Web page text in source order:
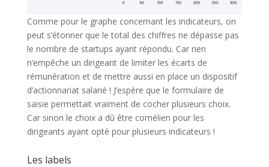
Comme pour le graphe concernant les indicateurs, on
peut s’étonner que le total des chiffres ne dépasse pas
le nombre de startups ayant répondu. Car rien
n’empêche un dirigeant de limiter les écarts de
rémunération et de mettre aussi en place un dispositif
d’actionnariat salarié ! J’espère que le formulaire de
saisie permettait vraiment de cocher plusieurs choix.
Car sinon le choix a dû être cornélien pour les
dirigeants ayant opté pour plusieurs indicateurs !
Les labels